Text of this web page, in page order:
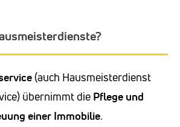
(auch Hausmeisterdienst
übernimmt die Pflege und
einer Immobilie.